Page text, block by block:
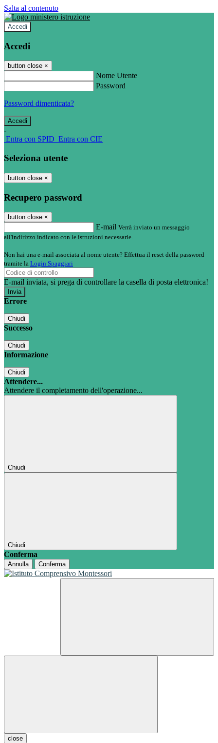
Salta al contenuto
Accedi
Accedi
button close ×
Nome Utente
Password
Password dimenticata?
-
Entra con SPID Entra con CIE
Seleziona utente
button close ×
Recupero password
button close ×
E-mail Verrà inviato un messaggio
all'indirizzo indicato con le istruzioni necessarie.
Non hai una e-mail associata al nome utente? Effettua il reset della password
tramite la Login Spaggiari
E-mail inviata, si prega di controllare la casella di posta elettronica!
Errore
Chiudi
Successo
Chiudi
Informazione
Chiudi
Attendere...
Attendere il completamento dell'operazione...
Chiudi
Chiudi
Conferma
Annulla Conferma
close